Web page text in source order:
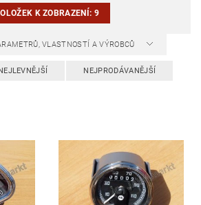
K ZOBRAZENÍ: 9
VLASTNOSTÍ A VÝROBCŮ
NEJLEVNĚJŠÍ NEJPRODÁVANĚJŠÍ